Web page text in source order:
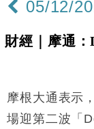
12:44
財經｜
11:12
國際｜特
司
18:31
財經｜
05/12/
財經｜摩通
摩根大通表示
場迎第二波「